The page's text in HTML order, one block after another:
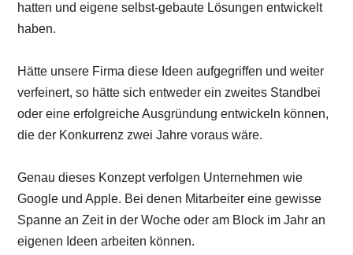
hatten und eigene selbst-gebaute Lösungen entwickelt
haben.
Hätte unsere Firma diese Ideen aufgegriffen und weiter
verfeinert, so hätte sich entweder ein zweites Standbei
oder eine erfolgreiche Ausgründung entwickeln können,
die der Konkurrenz zwei Jahre voraus wäre.
Genau dieses Konzept verfolgen Unternehmen wie
Google und Apple. Bei denen Mitarbeiter eine gewisse
Spanne an Zeit in der Woche oder am Block im Jahr an
eigenen Ideen arbeiten können.